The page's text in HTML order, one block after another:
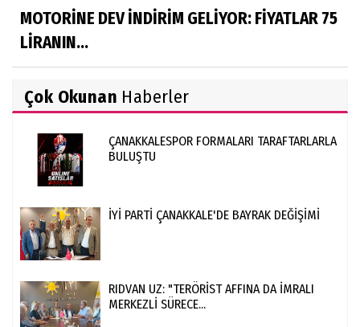
MOTORİNE DEV İNDİRİM GELİYOR: FİYATLAR 75
LİRANIN...
Çok Okunan Haberler
ÇANAKKALESPOR FORMALARI TARAFTARLARLA
BULUŞTU
İYİ PARTİ ÇANAKKALE'DE BAYRAK DEĞİŞİMİ
RIDVAN UZ: "TERÖRİST AFFINA DA İMRALI
MERKEZLİ SÜRECE...